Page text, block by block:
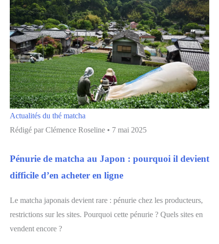
Actualités du thé matcha
Rédigé par Clémence Roseline • 7 mai 2025
Pénurie de matcha au Japon : pourquoi il devient
difficile d’en acheter en ligne
Le matcha japonais devient rare : pénurie chez les producteurs,
restrictions sur les sites. Pourquoi cette pénurie ? Quels sites en
vendent encore ?